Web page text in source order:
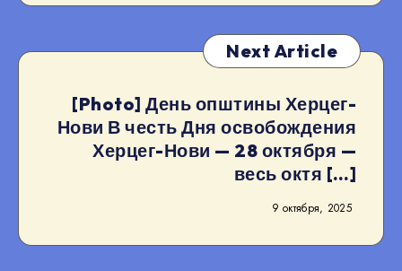
Next Article
[Photo] День општины Херцег-
Нови В честь Дня освобождения
Херцег-Нови — 28 октября —
весь октя […]
9 октября, 2025